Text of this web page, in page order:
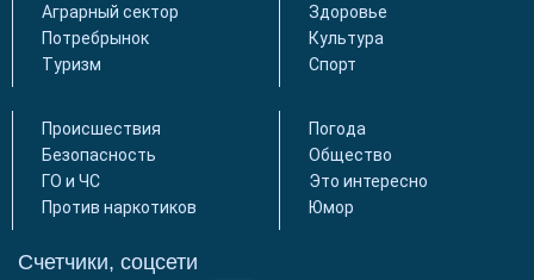
Аграрный сектор
Потребрынок
Туризм
Здоровье
Культура
Спорт
Происшествия
Безопасность
ГО и ЧС
Против наркотиков
Погода
Общество
Это интересно
Юмор
Счетчики, соцсети